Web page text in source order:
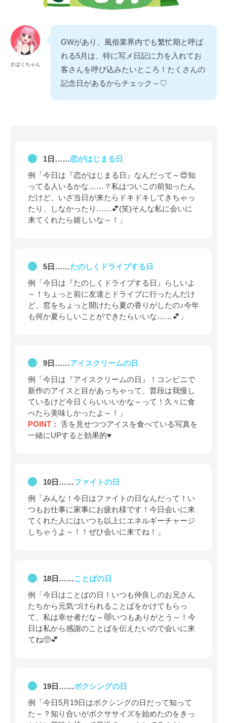
さばくちゃん
GWがあり、風俗業界内でも繁忙期と呼ば
れる5月は、特に写メ日記に力を入れてお
客さんを呼び込みたいところ！たくさんの
記念日があるからチェック～♡
1日……恋がはじまる日
例「今日は『恋がはじまる日』なんだって～😍知
ってる人いるかな……？私はついこの前知ったん
だけど、いざ当日が来たらドキドキしてきちゃっ
たり、しなかったり……💕(笑)そんな私に会いに
来てくれたら嬉しいな～！」
5日……たのしくドライブする日
例「今日は『たのしくドライブする日』らしいよ
～！ちょっと前に友達とドライブに行ったんだけ
ど、窓をちょっと開けたら夏の香りがしたの♪今年
も何か夏らしいことができたらいいな……💕」
9日……アイスクリームの日
例「今日は『アイスクリームの日』！コンビニで
新作のアイスと目があっちゃって、普段は我慢し
ているけど今日くらいいいかな～って！久々に食
べたら美味しかったよ～！」
POINT： 舌を見せつつアイスを食べている写真を
一緒にUPすると効果的♥
10日……ファイトの日
例「みんな！今日はファイトの日なんだって！い
つもお仕事に家事にお疲れ様です！今日会いに来
てくれた人にはいつも以上にエネルギーチャージ
しちゃうよ～！！ぜひ会いに来てね！」
18日……ことばの日
例「今日はことばの日！いつも仲良しのお兄さん
たちから元気づけられることばをかけてもらっ
て、私は幸せ者だな～😻いつもありがとう～！今
日は私から感謝のことばを伝えたいので会いに来
てね🥺💕
19日……ボクシングの日
例「今日5月19日はボクシングの日だって知って
た～？知り合いがボクササイズを始めたのをきっ